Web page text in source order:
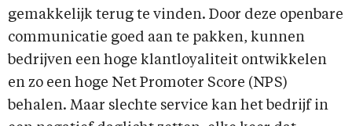
gemakkelijk terug te vinden. Door deze openbare
communicatie goed aan te pakken, kunnen
bedrijven een hoge klantloyaliteit ontwikkelen
en zo een hoge Net Promoter Score (NPS)
behalen. Maar slechte service kan het bedrijf in